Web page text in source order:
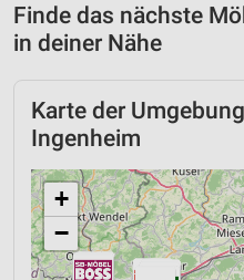
Finde das nächste
in deiner Nähe
Karte der
Ingenheim
+
−